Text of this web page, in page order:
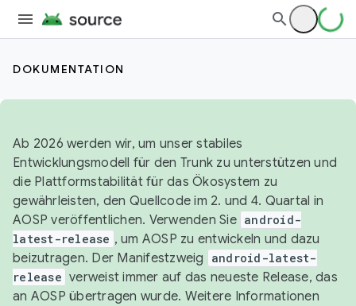
DOKUMENTATION
Ab 2026 werden wir, um unser stabiles
Entwicklungsmodell für den Trunk zu unterstützen und
die Plattformstabilität für das Ökosystem zu
gewährleisten, den Quellcode im 2. und 4. Quartal in
AOSP veröffentlichen. Verwenden Sie android-
latest-release , um AOSP zu entwickeln und dazu
beizutragen. Der Manifestzweig
android-latest-
release verweist immer auf das neueste Release, das
an AOSP übertragen wurde. Weitere Informationen